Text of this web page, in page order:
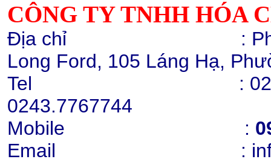
Melamine 99.8%, Yulong
Chi tiết
Hạt nhựa PP K8009
Chi tiết
CÔNG TY TNHH HÓA
Địa chỉ : Phòng 503,
Long Ford, 105 Láng Hạ,
Tel :
0243.7767744
Mobile :
Email :